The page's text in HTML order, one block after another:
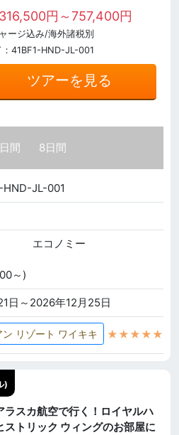
316,500円～757,400円
ージ込み/海外諸税別
：41BF1-HND-JL-001
ツアーを見る
間 8日間
HND-JL-001
エコノミー
～)
日～2026年12月25日
リゾート ワイキキ ★★★★★
)
ラスカ航空で行く！ロイヤルハ
ストリック ウィングのお部屋に